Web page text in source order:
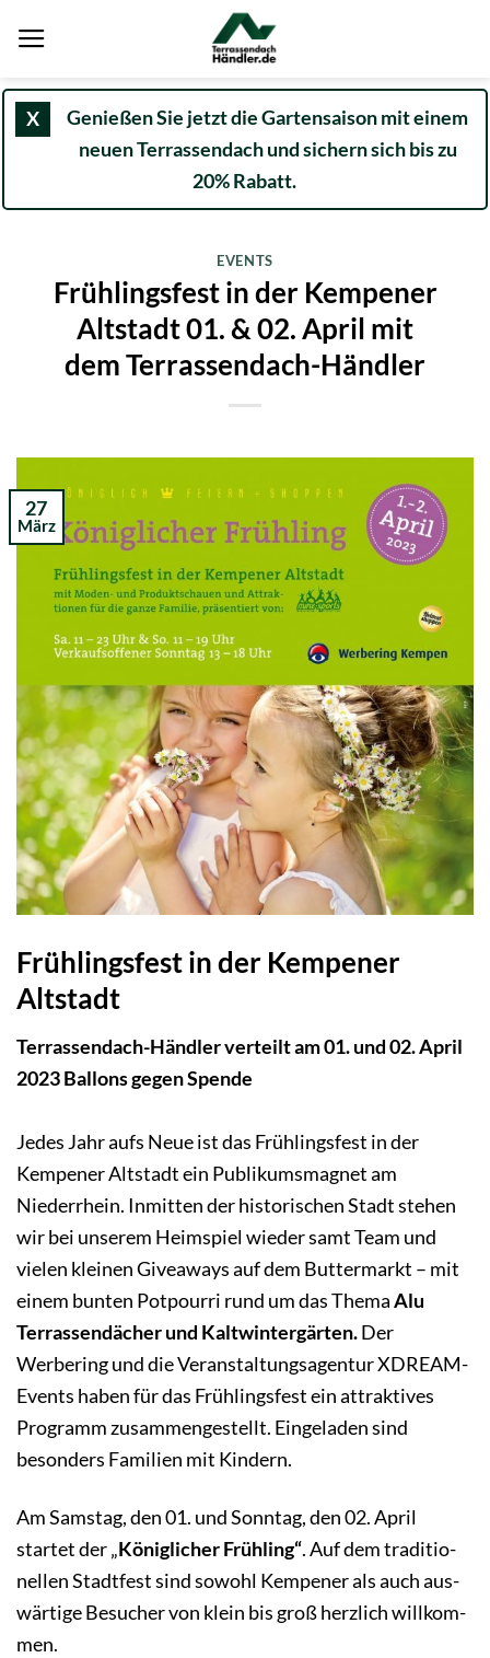
Inhalt
X
Genießen Sie jetzt die Gartensaison mit einem
neuen Terrassendach und sichern sich bis zu
20% Rabatt.
EVENTS
Frühlingsfest in der Kempener
Altstadt 01. & 02. April mit
dem Terrassendach-Händler
27
März
Frühlingsfest in der Kempener
Altstadt
Terrassendach-Händler verteilt am 01. und 02. April
2023 Ballons gegen Spende
Jedes Jahr aufs Neue ist das Frühlingsfest in der
Kempener Altstadt ein Publikumsmagnet am
Niederrhein. Inmitten der historischen Stadt stehen
wir bei unserem Heimspiel wieder samt Team und
vielen kleinen Giveaways auf dem Buttermarkt – mit
einem bunten Potpourri rund um das ThemaAlu
Terrassendächer und Kaltwintergärten.Der
Werbering und die Veranstaltungsagentur XDREAM-
Events haben für das Frühlingsfest ein attraktives
Programm zusammengestellt. Eingeladen sind
besonders Familien mit Kindern.
Am Samstag, den 01. und Sonntag, den 02. April
startet der „König­li­cher Früh­ling“. Auf dem tradi­tio­
nel­len Stadt­fest sind sowohl Kempener als auch aus­
wär­tige Besucher von klein bis groß herz­lich will­kom­
men.